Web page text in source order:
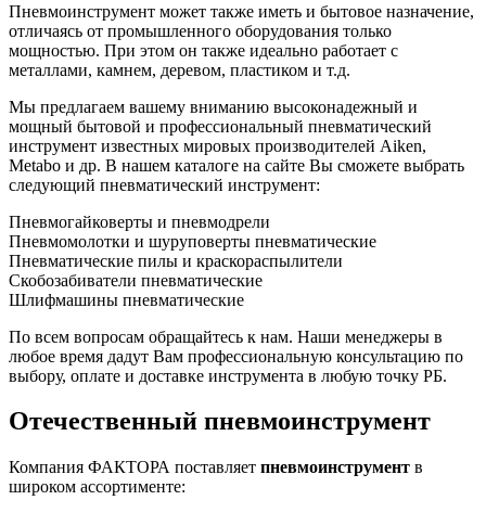
Пневмоинструмент может также иметь и бытовое назначение,
отличаясь от промышленного оборудования только
мощностью. При этом он также идеально работает с
металлами, камнем, деревом, пластиком и т.д.
Мы предлагаем вашему вниманию высоконадежный и
мощный бытовой и профессиональный пневматический
инструмент известных мировых производителей Aiken,
Metabo и др. В нашем каталоге на сайте Вы сможете выбрать
следующий пневматический инструмент:
Пневмогайковерты и пневмодрели
Пневмомолотки и шуруповерты пневматические
Пневматические пилы и краскораспылители
Скобозабиватели пневматические
Шлифмашины пневматические
По всем вопросам обращайтесь к нам. Наши менеджеры в
любое время дадут Вам профессиональную консультацию по
выбору, оплате и доставке инструмента в любую точку РБ.
Отечественный пневмоинструмент
Компания ФАКТОРА поставляет пневмоинструмент в
широком ассортименте: